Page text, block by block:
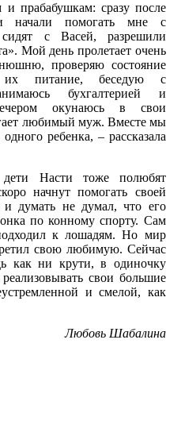
прабабушкам: сразу после
начали помогать мне с
с Васей, разрешили
Мой день пролетает очень
проверяю состояние
их питание, беседую с
бухгалтерией и
окунаюсь в свои
любимый муж. Вместе мы
ребенка, – рассказала
Насти тоже полюбят
начнут помогать своей
думать не думал, что его
по конному спорту. Сам
к лошадям. Но мир
свою любимую. Сейчас
как ни крути, в одиночку
свои большие
и смелой, как
Любовь Шабалина